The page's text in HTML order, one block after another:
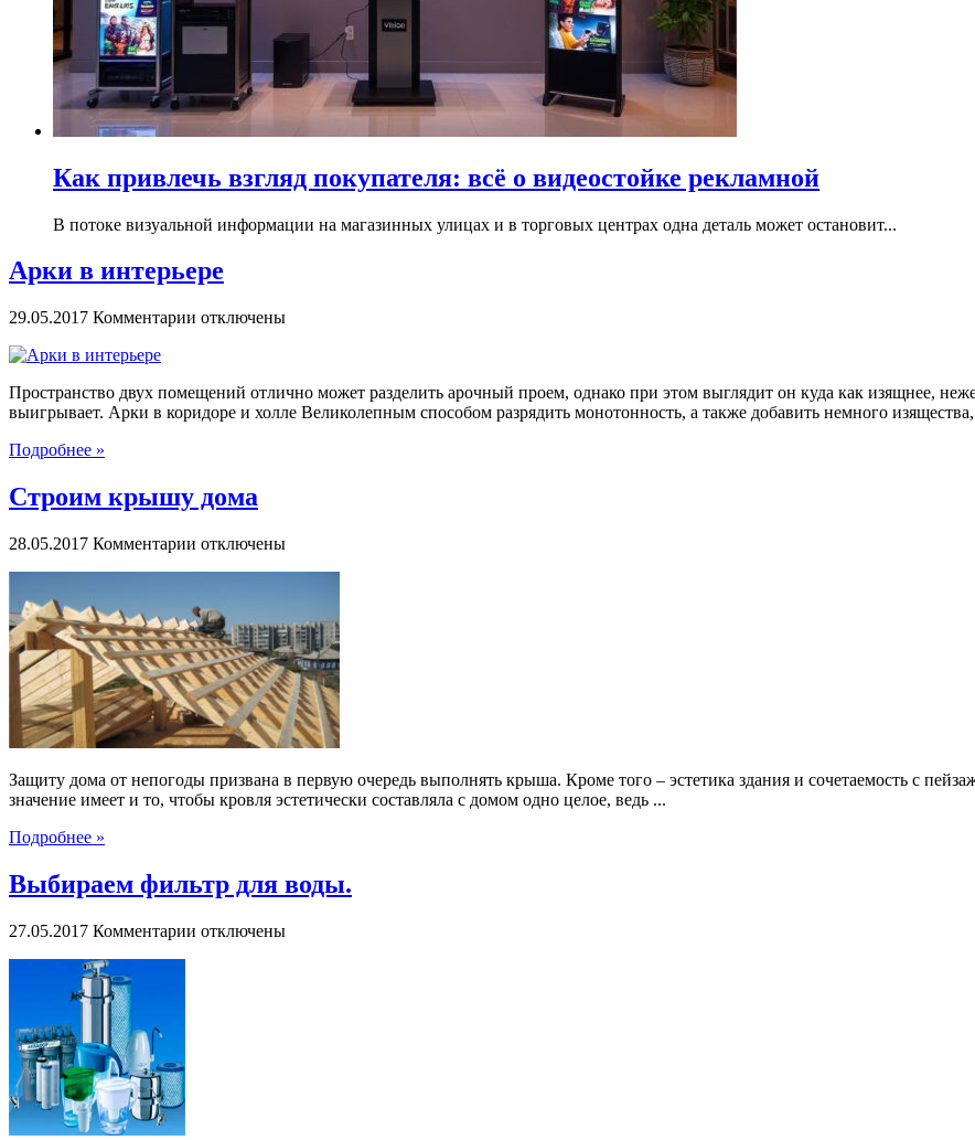
Как привлечь взгляд покупателя: всё о видеостойке рекламной
В потоке визуальной информации на магазинных улицах и в торговых центрах одна деталь может остановит...
Арки в интерьере
29.05.2017 Комментарии к
интерьере
отключены
Пространство двух помещений отлично может разделить арочный проем, однако при этом выглядит он куда как изящнее,
выигрывает. Арки в коридоре и холле Великолепным способом разрядить монотонность, а также добавить немного
Подробнее »
Строим крышу дома
28.05.2017 Комментарии к
крышу
дома
отключены
Защиту дома от непогоды призвана в первую очередь выполнять крыша. Кроме того – эстетика здания и сочетаемость с
значение имеет и то, чтобы кровля эстетически составляла с домом одно целое, ведь ...
Подробнее »
Выбираем фильтр для воды.
27.05.2017 Комментарии котключены